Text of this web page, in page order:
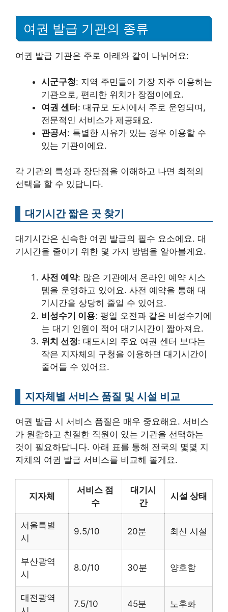
여권 발급 기관의 종류
여권 발급 기관은 주로 아래와 같이 나뉘어요:
시군구청: 지역 주민들이 가장 자주 이용하는
기관으로, 편리한 위치가 장점이에요.
여권 센터: 대규모 도시에서 주로 운영되며,
전문적인 서비스가 제공돼요.
관공서: 특별한 사유가 있는 경우 이용할 수
있는 기관이에요.
각 기관의 특성과 장단점을 이해하고 나면 최적의
선택을 할 수 있답니다.
대기시간 짧은 곳 찾기
대기시간은 신속한 여권 발급의 필수 요소에요. 대
기시간을 줄이기 위한 몇 가지 방법을 알아볼게요.
사전 예약: 많은 기관에서 온라인 예약 시스
템을 운영하고 있어요. 사전 예약을 통해 대
기시간을 상당히 줄일 수 있어요.
비성수기 이용: 평일 오전과 같은 비성수기에
는 대기 인원이 적어 대기시간이 짧아져요.
위치 선정: 대도시의 주요 여권 센터 보다는
작은 지자체의 구청을 이용하면 대기시간이
줄어들 수 있어요.
지자체별 서비스 품질 및 시설 비교
여권 발급 시 서비스 품질은 매우 중요해요. 서비스
가 원활하고 친절한 직원이 있는 기관을 선택하는
것이 필요하답니다. 아래 표를 통해 전국의 몇몇 지
자체의 여권 발급 서비스를 비교해 볼게요.
지자체
서비스 점
수
대기시
간
시설 상태
서울특별
시
9.5/10 20분 최신 시설
부산광역
시
8.0/10 30분 양호함
대전광역
7.5/10 45분 노후화